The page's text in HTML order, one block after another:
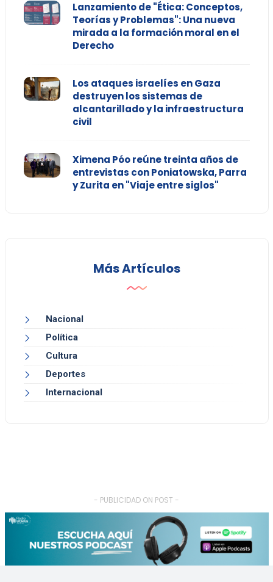
Lanzamiento de "Ética: Conceptos,
Teorías y Problemas": Una nueva
mirada a la formación moral en el
Derecho
Los ataques israelíes en Gaza
destruyen los sistemas de
alcantarillado y la infraestructura
civil
Ximena Póo reúne treinta años de
entrevistas con Poniatowska, Parra
y Zurita en "Viaje entre siglos"
Más Artículos
Nacional
Política
Cultura
Deportes
Internacional
- PUBLICIDAD ON POST -